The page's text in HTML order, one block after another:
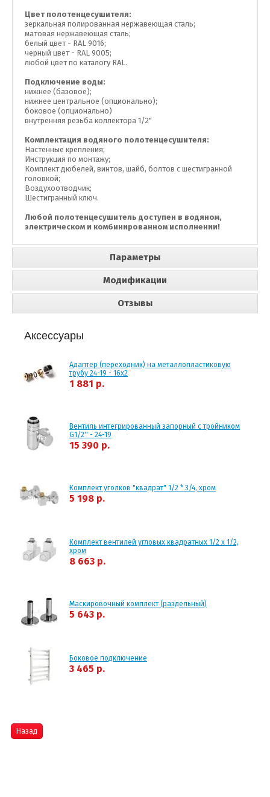
Цвет полотенцесушителя:
зеркальная полированная нержавеющая сталь;
матовая нержавеющая сталь;
белый цвет - RAL 9016;
черный цвет - RAL 9005;
любой цвет по каталогу RAL.
Подключение воды:
нижнее (базовое);
нижнее центральное (опционально);
боковое (опционально)
внутренняя резьба коллектора 1/2"
Комплектация водяного полотенцесушителя:
Настенные крепления;
Инструкция по монтажу;
Комплект дюбелей, винтов, шайб, болтов с шестигранной
головкой;
Воздухоотводчик;
Шестигранный ключ.
Любой полотенцесушитель доступен в водяном,
электрическом и комбинированном исполнении!
Параметры
Модификации
Отзывы
Аксессуары
Адаптер (переходник) на металлопластиковую
трубу 24-19 - 16x2
1 881 р.
Вентиль интегрированный запорный с тройником
G1/2'' - 24-19
15 390 р.
Комплект уголков "квадрат" 1/2 * 3/4, хром
5 198 р.
Комплект вентилей угловых квадратных 1/2 х 1/2,
хром
8 663 р.
Маскировочный комплект (раздельный)
5 643 р.
Боковое подключение
3 465 р.
Назад